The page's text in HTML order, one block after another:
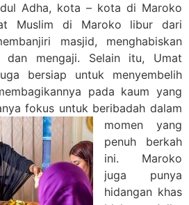
Adha, kota – kota di Maroko
Muslim di Maroko libur dari
masjid, menghabiskan
mengaji. Selain itu, Umat
bersiap untuk menyembelih
pada kaum yang
fokus untuk beribadah dalam
momen yang
penuh berkah
ini. Maroko
juga punya
hidangan khas